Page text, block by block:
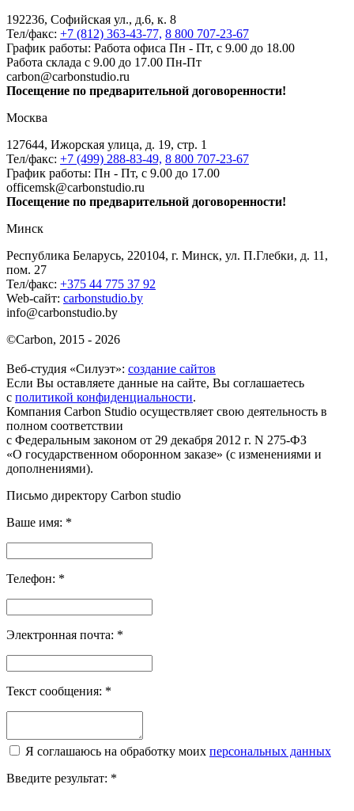
192236, Софийская ул., д.6, к. 8
Тел/факс: +7 (812) 363-43-77, 8 800 707-23-67
График работы: Работа офиса Пн - Пт, с 9.00 до 18.00
Работа склада с 9.00 до 17.00 Пн-Пт
carbon@carbonstudio.ru
Посещение по предварительной договоренности!
Москва
127644, Ижорская улица, д. 19, стр. 1
Тел/факс: +7 (499) 288-83-49, 8 800 707-23-67
График работы: Пн - Пт, с 9.00 до 17.00
officemsk@carbonstudio.ru
Посещение по предварительной договоренности!
Минск
Республика Беларусь, 220104, г. Минск, ул. П.Глебки, д. 11,
пом. 27
Тел/факс: +375 44 775 37 92
Web-сайт: carbonstudio.by
info@carbonstudio.by
©Carbon, 2015 - 2026
Веб-студия «Силуэт»: создание сайтов
Если Вы оставляете данные на сайте, Вы соглашаетесь
с политикой конфиденциальности.
Компания Carbon Studio осуществляет свою деятельность в
полном соответствии
с Федеральным законом от 29 декабря 2012 г. N 275-ФЗ
«О государственном оборонном заказе» (с изменениями и
дополнениями).
Письмо директору Carbon studio
Ваше имя: *
Телефон: *
Электронная почта: *
Текст сообщения: *
Я соглашаюсь на обработку моих персональных данных
Введите результат: *